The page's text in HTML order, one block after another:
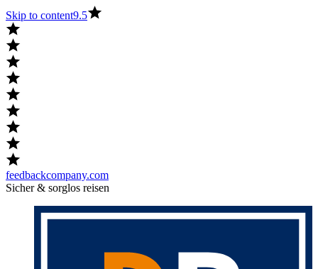
Skip to content9.5
feedbackcompany.com
Sicher & sorglos reisen